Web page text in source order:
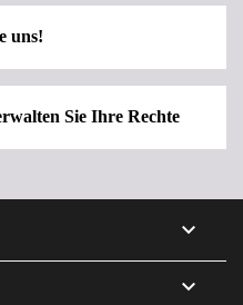
uns!
Sie Ihre Rechte

